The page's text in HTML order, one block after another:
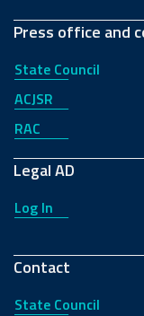
Press office and
State Council
ACJSR
RAC
Legal AD
Log In
Contact
State Council